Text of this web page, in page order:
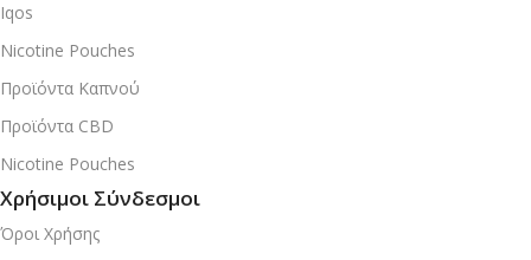
Iqos
Nicotine Pouches
Προϊόντα Καπνού
Προϊόντα CBD
Nicotine Pouches
Χρήσιμοι Σύνδεσμοι
Όροι Χρήσης